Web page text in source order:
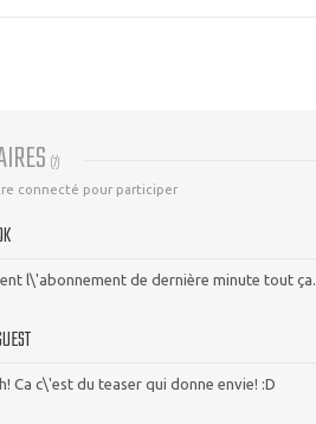
(7)
connecté pour participer
l\'abonnement de dernière minute tout ça.
Ca c\'est du teaser qui donne envie! :D